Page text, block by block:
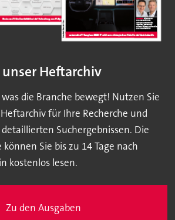
unser Heftarchiv
die Branche bewegt! Nutzen Sie
für Ihre Recherche und
Suchergebnissen. Die
Sie bis zu 14 Tage nach
kostenlos lesen.
Zu den Ausgaben